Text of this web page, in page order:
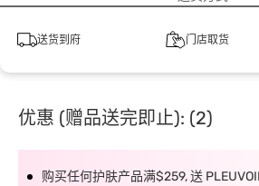
送货到府 门店取货
优惠 (赠品送完即止): (2)
购买任何护肤产品满$259, 送